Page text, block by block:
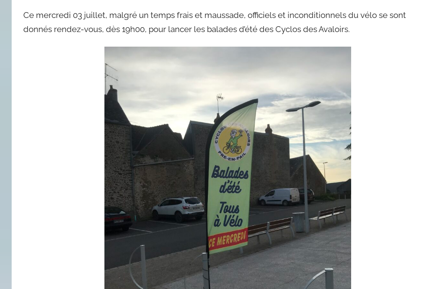
Ce mercredi 03 juillet, malgré un temps frais et maussade, officiels et inconditionnels du vélo se sont
donnés rendez-vous, dès 19h00, pour lancer les balades d’été des Cyclos des Avaloirs.